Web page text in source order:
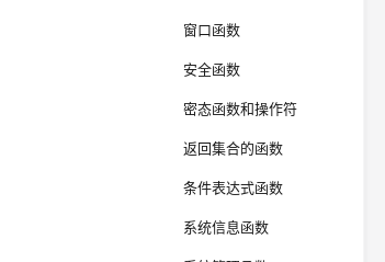
窗口函数
安全函数
密态函数和操作符
返回集合的函数
条件表达式函数
系统信息函数